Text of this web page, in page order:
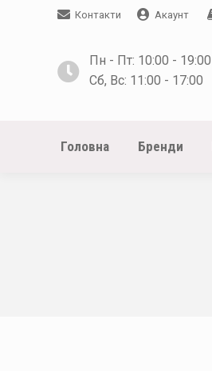
Контакти Акаунт
Пн - Пт: 10:00 - 19:00
Сб, Вс: 11:00 - 17:00
Головна Бренди